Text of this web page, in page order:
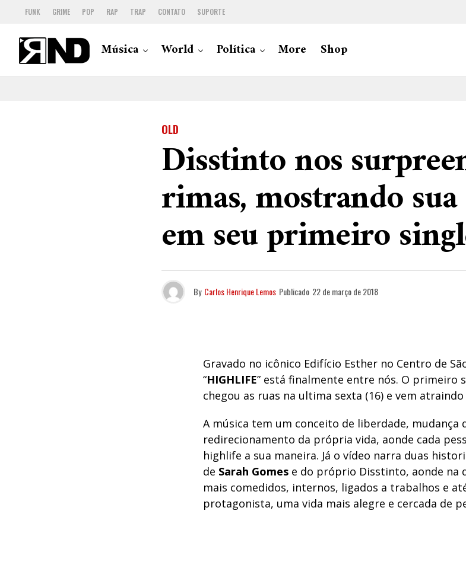
FUNK GRIME POP RAP TRAP CONTATO SUPORTE
Música World Política More Shop
OLD
Disstinto nos
rimas, mostrando sua
em seu primeiro
By Carlos Henrique Lemos Publicado 22 de março de 2018
Gravado no icônico Edifício Esther no Centro de
“HIGHLIFE” está finalmente entre nós. O primeiro
chegou as ruas na ultima sexta (16) e vem
A música tem um conceito de liberdade, mudança
redirecionamento da própria vida, aonde cada
highlife a sua maneira. Já o vídeo narra duas
de Sarah Gomes e do próprio Disstinto, aonde na
mais comedidos, internos, ligados a trabalhos e
protagonista, uma vida mais alegre e cercada de